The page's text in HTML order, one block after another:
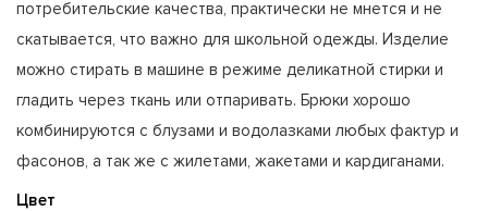
потребительские качества, практически не мнется и не
скатывается, что важно для школьной одежды. Изделие
можно стирать в машине в режиме деликатной стирки и
гладить через ткань или отпаривать. Брюки хорошо
комбинируются с блузами и водолазками любых фактур и
фасонов, а так же с жилетами, жакетами и кардиганами.
Цвет